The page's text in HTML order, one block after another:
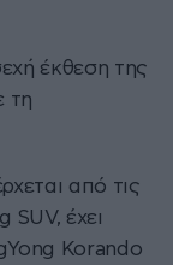
έκθεση της
τη
από τις
έχει
Korando